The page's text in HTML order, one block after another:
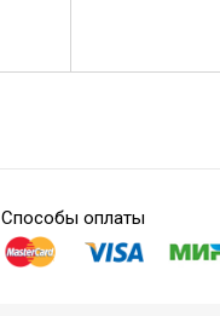
Способы оплаты